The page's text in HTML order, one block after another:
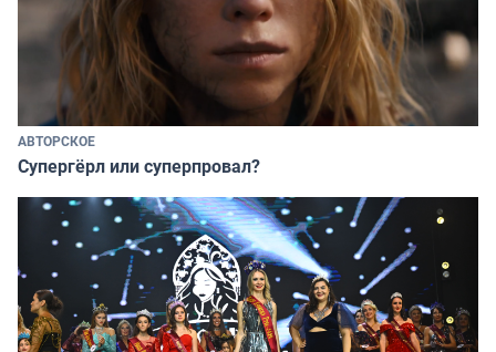
АВТОРСКОЕ
Супергёрл или суперпровал?